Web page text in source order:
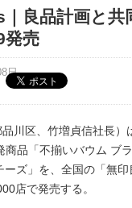
良品計画と共
発売
日
川区、竹増貞信社長）
商品「不揃いバウム ブ
ーズ」を、全国の「無
店で発売する。